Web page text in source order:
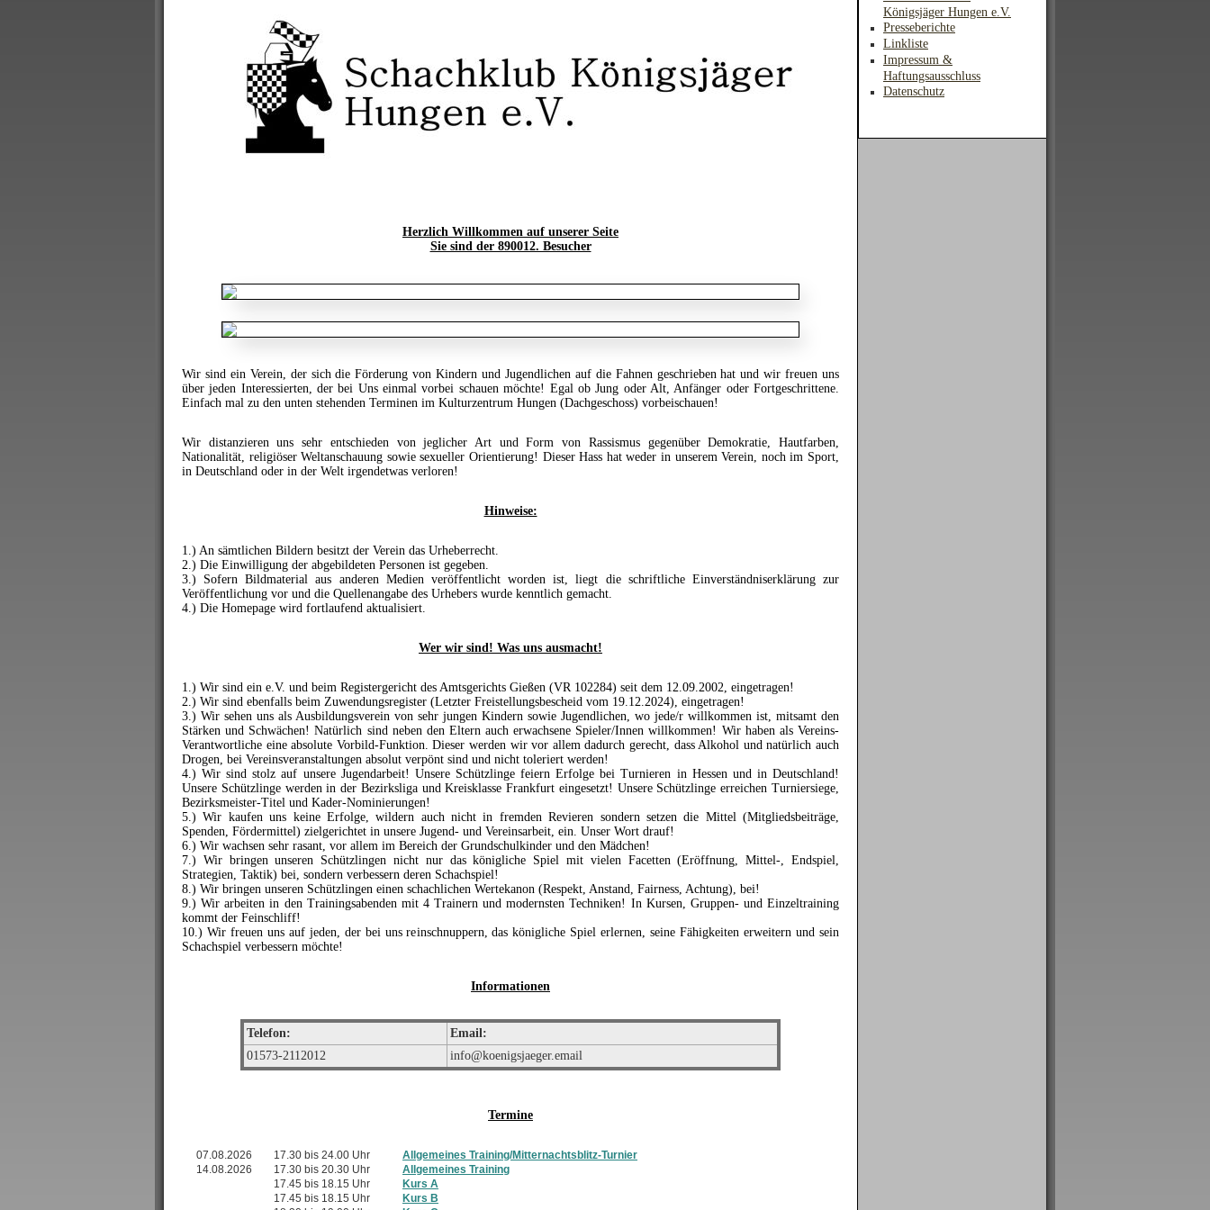
Herzlich Willkommen auf unserer Seite
Sie sind der 890012. Besucher
Wir sind ein Verein, der sich die Förderung von Kindern und Jugendlichen auf die Fahnen geschrieben hat und wir freuen uns
über jeden Interessierten, der bei Uns einmal vorbei schauen möchte! Egal ob Jung oder Alt, Anfänger oder Fortgeschrittene.
Einfach mal zu den unten stehenden Terminen im Kulturzentrum Hungen (Dachgeschoss) vorbeischauen!
Wir distanzieren uns sehr entschieden von jeglicher Art und Form von Rassismus gegenüber Demokratie, Hautfarben,
Nationalität, religiöser Weltanschauung sowie sexueller Orientierung! Dieser Hass hat weder in unserem Verein, noch im Sport,
in Deutschland oder in der Welt irgendetwas verloren!
Hinweise:
1.) An sämtlichen Bildern besitzt der Verein das Urheberrecht.
2.) Die Einwilligung der abgebildeten Personen ist gegeben.
3.) Sofern Bildmaterial aus anderen Medien veröffentlicht worden ist, liegt die schriftliche Einverständniserklärung zur
Veröffentlichung vor und die Quellenangabe des Urhebers wurde kenntlich gemacht.
4.) Die Homepage wird fortlaufend aktualisiert.
Wer wir sind! Was uns ausmacht!
1.) Wir sind ein e.V. und beim Registergericht des Amtsgerichts Gießen (VR 102284) seit dem 12.09.2002, eingetragen!
2.) Wir sind ebenfalls beim Zuwendungsregister (Letzter Freistellungsbescheid vom 19.12.2024), eingetragen!
3.) Wir sehen uns als Ausbildungsverein von sehr jungen Kindern sowie Jugendlichen, wo jede/r willkommen ist, mitsamt den
Stärken und Schwächen! Natürlich sind neben den Eltern auch erwachsene Spieler/Innen willkommen! Wir haben als Vereins-
Verantwortliche eine absolute Vorbild-Funktion. Dieser werden wir vor allem dadurch gerecht, dass Alkohol und natürlich auch
Drogen, bei Vereinsveranstaltungen absolut verpönt sind und nicht toleriert werden!
4.) Wir sind stolz auf unsere Jugendarbeit! Unsere Schützlinge feiern Erfolge bei Turnieren in Hessen und in Deutschland!
Unsere Schützlinge werden in der Bezirksliga und Kreisklasse Frankfurt eingesetzt! Unsere Schützlinge erreichen Turniersiege,
Bezirksmeister-Titel und Kader-Nominierungen!
5.) Wir kaufen uns keine Erfolge, wildern auch nicht in fremden Revieren sondern setzen die Mittel (Mitgliedsbeiträge,
Spenden, Fördermittel) zielgerichtet in unsere Jugend- und Vereinsarbeit, ein. Unser Wort drauf!
6.) Wir wachsen sehr rasant, vor allem im Bereich der Grundschulkinder und den Mädchen!
7.) Wir bringen unseren Schützlingen nicht nur das königliche Spiel mit vielen Facetten (Eröffnung, Mittel-, Endspiel,
Strategien, Taktik) bei, sondern verbessern deren Schachspiel!
8.) Wir bringen unseren Schützlingen einen schachlichen Wertekanon (Respekt, Anstand, Fairness, Achtung), bei!
9.) Wir arbeiten in den Trainingsabenden mit 4 Trainern und modernsten Techniken! In Kursen, Gruppen- und Einzeltraining
kommt der Feinschliff!
10.) Wir freuen uns auf jeden, der bei uns reinschnuppern, das königliche Spiel erlernen, seine Fähigkeiten erweitern und sein
Schachspiel verbessern möchte!
Informationen
Telefon:
Email:
01573-2112012
info@koenigsjaeger.email
Termine
07.08.2026 17.30 bis 24.00 Uhr
Allgemeines Training/Mitternachtsblitz-Turnier
14.08.2026
17.30 bis 20.30 Uhr
Allgemeines Training
17.45 bis 18.15 Uhr
Kurs A
17.45 bis 18.15 Uhr
Kurs B
Königsjäger Hungen e.V.
Presseberichte
Linkliste
Impressum &
Haftungsausschluss
Datenschutz